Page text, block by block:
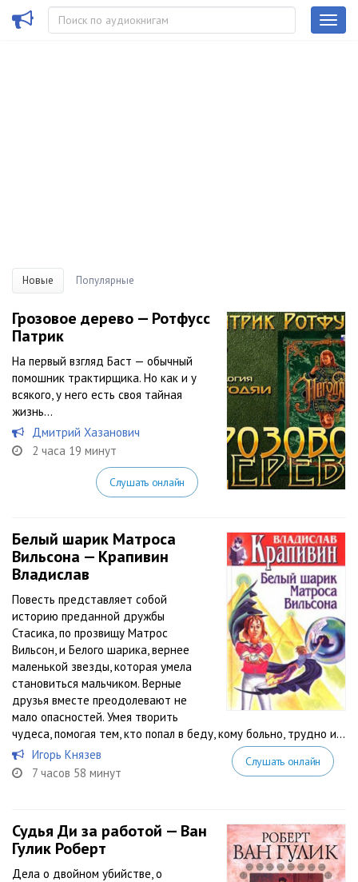
Новые Популярные
Грозовое дерево — Ротфусс
Патрик
На первый взгляд Баст — обычный
помошник трактирщика. Но как и у
всякого, у него есть своя тайная
жизнь…
Дмитрий Хазанович
2 часа 19 минут
Слушать онлайн
Белый шарик Матроса
Вильсона — Крапивин
Владислав
Повесть представляет собой
историю преданной дружбы
Стасика, по прозвищу Матрос
Вильсон, и Белого шарика, вернее
маленькой звезды, которая умела
становиться мальчиком. Верные
друзья вместе преодолевают не
мало опасностей. Умея творить
чудеса, помогая тем, кто попал в беду, кому больно, трудно и...
Игорь Князев
7 часов 58 минут
Слушать онлайн
Судья Ди за работой — Ван
Гулик Роберт
Дела о двойном убийстве, о